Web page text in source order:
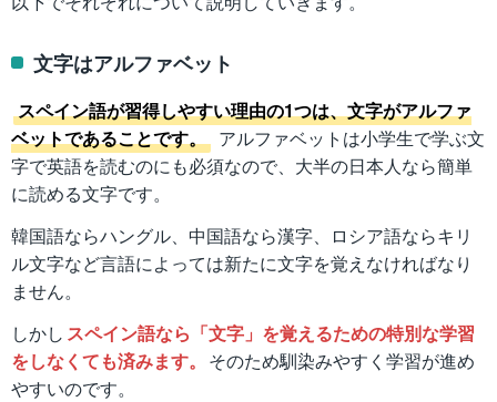
文字はアルファベット
スペイン語が習得しやすい理由の1つは、文字がアルファ
ベットであることです。 アルファベットは小学生で学ぶ文
字で英語を読むのにも必須なので、大半の日本人なら簡単
に読める文字です。
韓国語ならハングル、中国語なら漢字、ロシア語ならキリ
ル文字など言語によっては新たに文字を覚えなければなり
ません。
しかし スペイン語なら「文字」を覚えるための特別な学習
をしなくても済みます。 そのため馴染みやすく学習が進め
やすいのです。